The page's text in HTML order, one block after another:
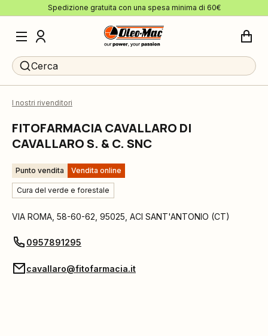
Spedizione gratuita con una spesa minima di 60€
Cerca
I nostri rivenditori
FITOFARMACIA CAVALLARO DI
CAVALLARO S. & C. SNC
Punto vendita Vendita online
Cura del verde e forestale
VIA ROMA, 58-60-62 95025 ACI SANT'ANTONIO (CT)
0957891295
cavallaro@fitofarmacia.it